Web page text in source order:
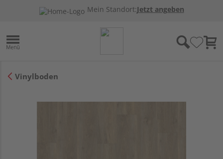
Mein Standort:Jetzt angeben
Vinylboden